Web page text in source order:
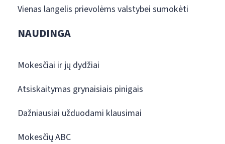
Vienas langelis prievolėms valstybei sumokėti
NAUDINGA
Mokesčiai ir jų dydžiai
Atsiskaitymas grynaisiais pinigais
Dažniausiai užduodami klausimai
Mokesčių ABC